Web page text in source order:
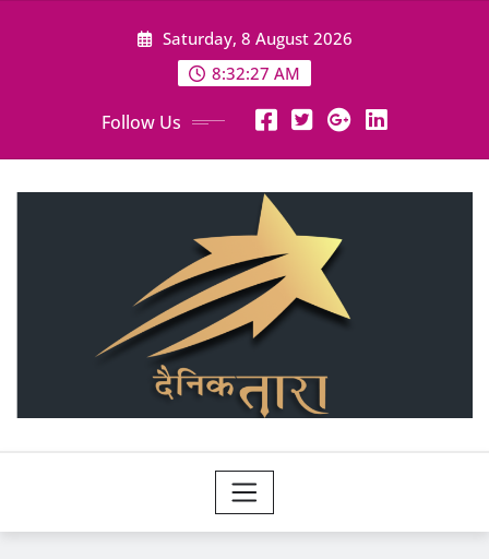
Saturday, 8 August 2026
8:32:29 AM
Follow Us